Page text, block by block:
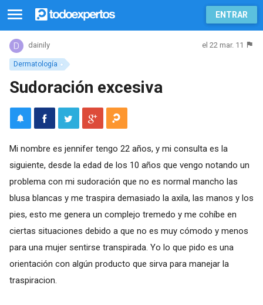
ENTRAR
Dermatología
dainily el 22 mar. 11
Sudoración excesiva
Mi nombre es jennifer tengo 22 años, y mi consulta es la
siguiente, desde la edad de los 10 años que vengo notando un
problema con mi sudoración que no es normal mancho las
blusa blancas y me traspira demasiado la axila, las manos y los
pies, esto me genera un complejo tremedo y me cohíbe en
ciertas situaciones debido a que no es muy cómodo y menos
para una mujer sentirse transpirada. Yo lo que pido es una
orientación con algún producto que sirva para manejar la
traspiracion.